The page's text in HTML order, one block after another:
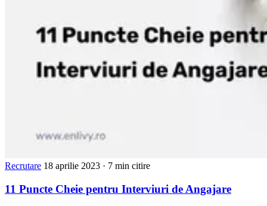
Recrutare 18 aprilie 2023 · 7 min citire
11 Puncte Cheie pentru Interviuri de Angajare